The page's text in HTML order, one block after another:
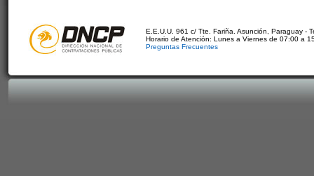
E.E.U.U. 961 c/ Tte. Fariña. Asunción, Paraguay -
Horario de Atención: Lunes a Viernes de 07:00 a
Preguntas Frecuentes